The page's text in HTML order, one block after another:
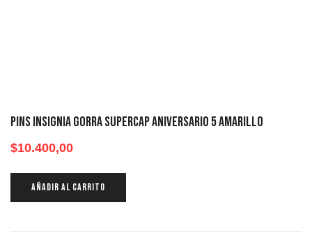
Pins Insignia Gorra SuperCap Aniversario 5 Amarillo
$10.400,00
AÑADIR AL CARRITO